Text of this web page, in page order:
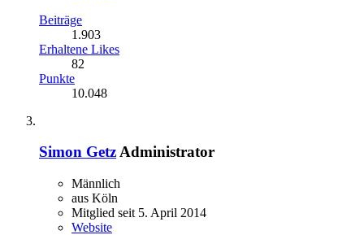
Beiträge
1.903
Erhaltene Likes
82
Punkte
10.048
Simon GetzAdministrator
Männlich
aus Köln
Mitglied seit 5. April 2014
Website